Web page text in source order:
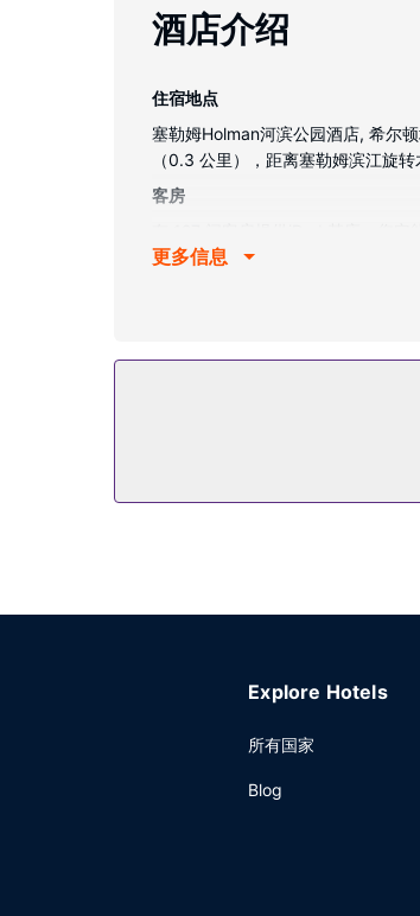
酒店介绍
住宿地点
塞勒姆Holman河滨公园酒店, 希尔
（0.3 公里），距离塞勒姆滨江旋
客房
缸或淋浴的私人浴室提供吹风机和牙
餐厅
酒店设有 2 间餐厅，您可以选择到
欢的饮品，畅饮一番。每天 06:30
更多信息
Explore Hotels
所有国家
Blog